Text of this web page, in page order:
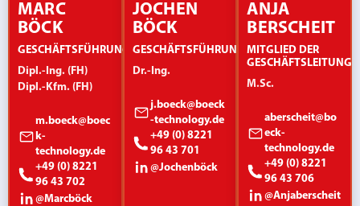
MARC
BÖCK
GESCHÄFTSFÜHRUNG/CEO
Dipl.-Ing. (FH)
Dipl.-Kfm. (FH)
m.boeck@boec
k-
technology.de
+49 (0) 8221
96 43 702
@Marcböck
JOCHEN
BÖCK
GESCHÄFTSFÜHRUNG/CEO
Dr.-Ing.
j.boeck@boeck
-technology.de
+49 (0) 8221
96 43 701
@Jochenböck
ANJA
BERSCHEIT
MITGLIED DER
GESCHÄFTSLEITUNG
M.Sc.
aberscheit@bo
eck-
technology.de
+49 (0) 8221
96 43 706
@Anjaberscheit